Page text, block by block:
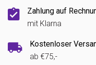
Zahlung auf
mit Klarna
Kostenloser
ab €75,-